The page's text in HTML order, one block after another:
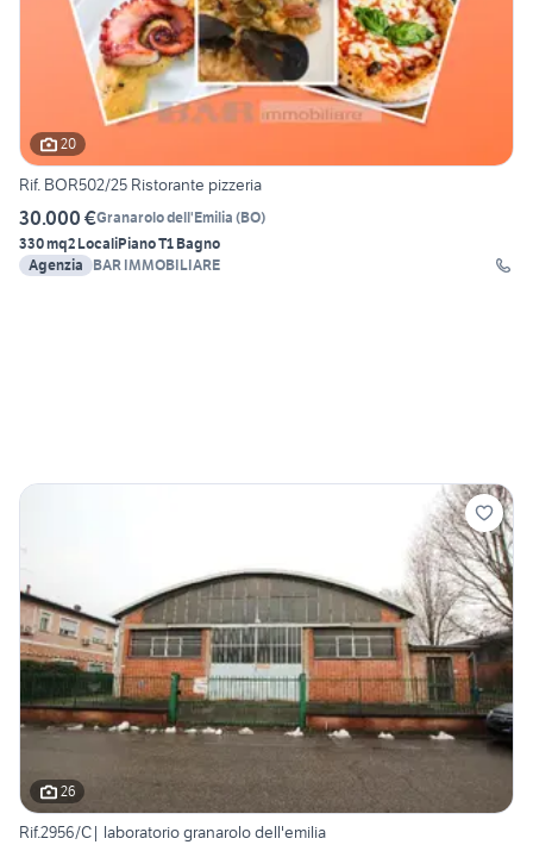
20
Rif. BOR502/25 Ristorante pizzeria
30.000 €Granarolo dell'Emilia (BO)
330 mq2 LocaliPiano T1 Bagno
Agenzia
BAR IMMOBILIARE
26
Rif.2956/C| laboratorio granarolo dell'emilia